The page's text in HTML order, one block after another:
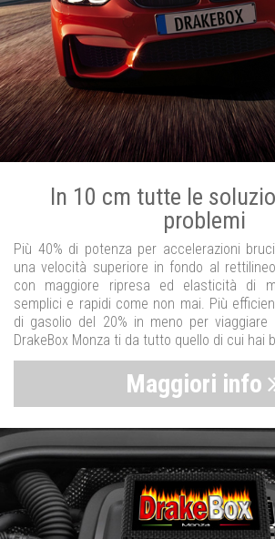
In 10 cm tutte le
problemi
Più 40% di potenza per accelerazioni
una velocità superiore in fondo al
con maggiore ripresa ed elasticità di
semplici e rapidi come non mai. Più
di gasolio del 20% in meno per viaggiare
DrakeBox Monza ti da tutto quello di cui hai
Maggiori info